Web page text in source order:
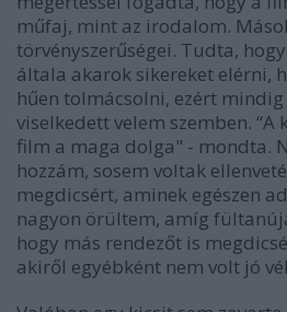
műfaj, mint az irodalom.
törvényszerűségei. Tudta,
általa akarok sikereket elérni,
hűen tolmácsolni, ezért
viselkedett velem szemben. “A
film a maga dolga" - mondta.
hozzám, sosem voltak
megdicsért, aminek egészen
nagyon örültem, amíg
hogy más rendezőt is
akiről egyébként nem volt jó